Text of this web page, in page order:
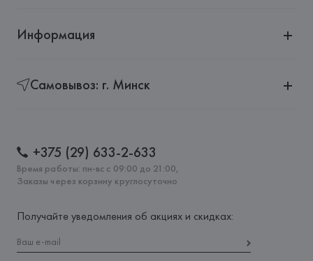
Информация
Самовывоз: г. Минск
+375 (29) 633-2-633
Время работы: пн-вс с 09:00 до 21:00,
Заказы через корзину круглосуточно
Получайте уведомления об акциях и скидках: